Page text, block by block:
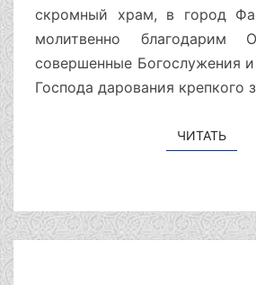
скромный храм, в город
молитвенно
совершенные Богослужения
Господа дарования крепкого
ЧИТАТЬ
Навигация
по